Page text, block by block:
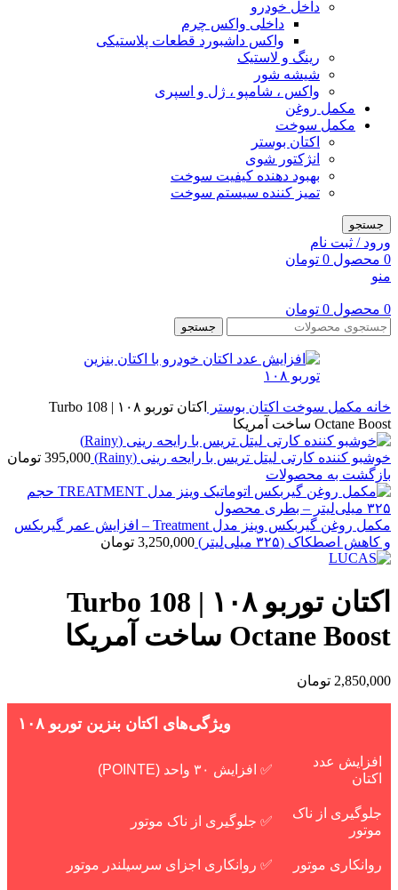
داخل خودرو
داخلی واکس چرم
واکس داشبورد قطعات پلاستیکی
رینگ و لاستیک
شیشه شور
واکس ، شامپو ، ژل و اسپری
مکمل روغن
مکمل سوخت
اکتان بوستر
انژکتور شوی
بهبود دهنده کیفیت سوخت
تمیز کننده سیستم سوخت
جستجو
ورود / ثبت نام
0 محصول 0 تومان
منو
0 محصول 0 تومان
جستجو
خانه مکمل سوخت اکتان بوستر
اکتان توربو ۱۰۸ | Turbo 108
Octane Boost ساخت آمریکا
خوشبو کننده کارتی لیتل تریس با رایحه رینی (Rainy) 395,000 تومان
بازگشت به محصولات
مکمل روغن گیربکس وینز مدل Treatment – افزایش عمر گیربکس
و کاهش اصطکاک (۳۲۵ میلی‌لیتر)
3,250,000 تومان
اکتان توربو ۱۰۸ | Turbo 108
Octane Boost ساخت آمریکا
2,850,000 تومان
ویژگی‌های اکتان بنزین توربو ۱۰۸
افزایش عدد
اکتان
✅ افزایش ۳۰ واحد (POINTE)
جلوگیری از ناک
موتور
✅ جلوگیری از ناک موتور
روانکاری موتور ✅ روانکاری اجزای سرسیلندر موتور